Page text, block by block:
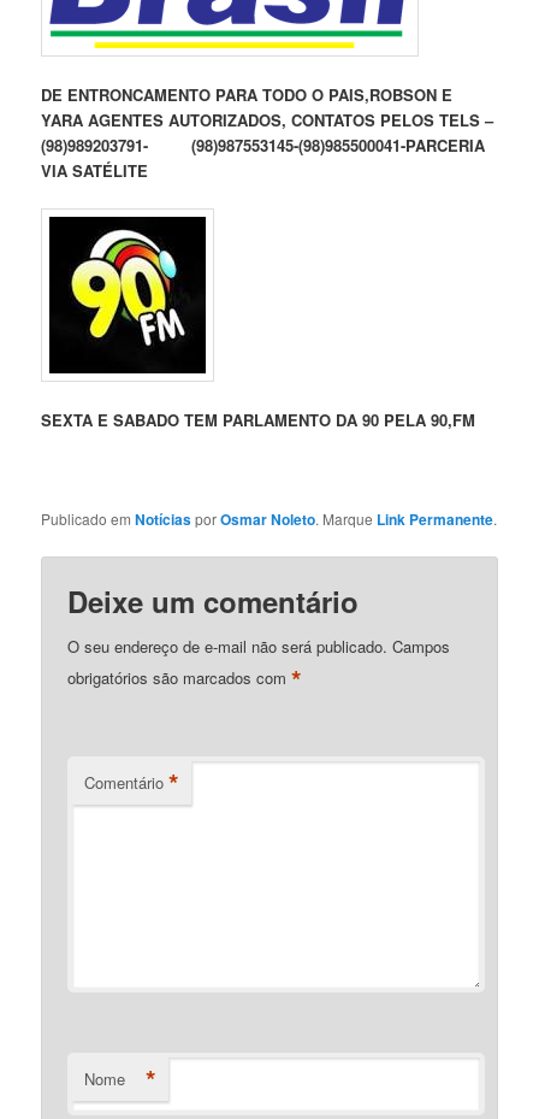
DE ENTRONCAMENTO PARA TODO O PAIS,ROBSON E
YARA AGENTES AUTORIZADOS, CONTATOS PELOS TELS –
(98)989203791- (98)987553145-(98)985500041-PARCERIA
VIA SATÉLITE
SEXTA E SABADO TEM PARLAMENTO DA 90 PELA 90,FM
Publicado emNotíciasporOsmar Noleto. Marque Link Permanente.
Deixe um comentário
O seu endereço de e-mail não será publicado. Campos
obrigatórios são marcados com*
Comentário *
Nome *